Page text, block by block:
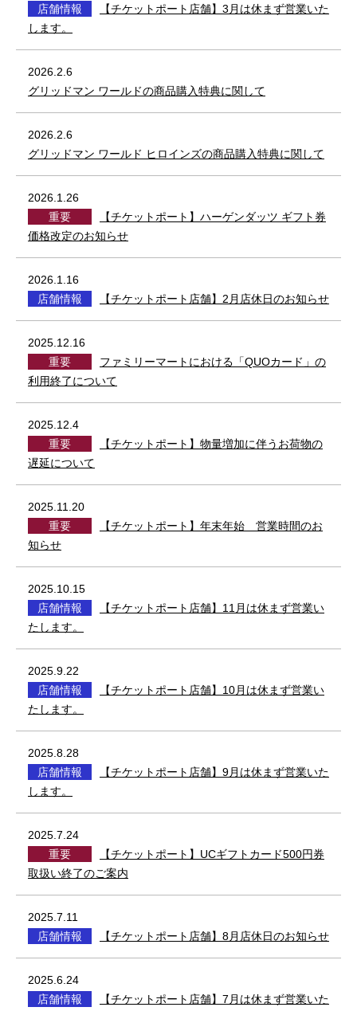
店舗情報
【チケットポート店舗】3月は休まず営業いた
します。
2026.2.6
グリッドマン ワールドの商品購入特典に関して
2026.2.6
グリッドマン ワールド ヒロインズの商品購入特典に関して
2026.1.26
重要
【チケットポート】ハーゲンダッツ ギフト券
価格改定のお知らせ
2026.1.16
店舗情報
【チケットポート店舗】2月店休日のお知らせ
2025.12.16
重要
ファミリーマートにおける「QUOカード」の
利用終了について
2025.12.4
重要
【チケットポート】物量増加に伴うお荷物の
遅延について
2025.11.20
重要
【チケットポート】年末年始 営業時間のお
知らせ
2025.10.15
店舗情報
【チケットポート店舗】11月は休まず営業い
たします。
2025.9.22
店舗情報
【チケットポート店舗】10月は休まず営業い
たします。
2025.8.28
店舗情報
【チケットポート店舗】9月は休まず営業いた
します。
2025.7.24
重要
【チケットポート】UCギフトカード500円券
取扱い終了のご案内
2025.7.11
店舗情報
【チケットポート店舗】8月店休日のお知らせ
2025.6.24
店舗情報
【チケットポート店舗】7月は休まず営業いた